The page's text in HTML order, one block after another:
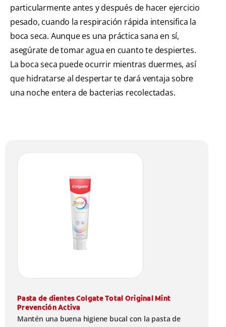
particularmente antes y después de hacer ejercicio
pesado, cuando la respiración rápida intensifica la
boca seca. Aunque es una práctica sana en sí,
asegúrate de tomar agua en cuanto te despiertes.
La boca seca puede ocurrir mientras duermes, así
que hidratarse al despertar te dará ventaja sobre
una noche entera de bacterias recolectadas.
Pasta de dientes Colgate Total Original Mint
Prevención Activa
Mantén una buena higiene bucal con la pasta de